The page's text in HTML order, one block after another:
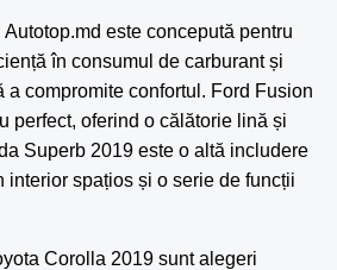
este concepută pentru
în consumul de carburant și
a compromite confortul. Ford Fusion
perfect, oferind o călătorie lină și
Superb 2019 este o altă includere
interior spațios și o serie de funcții
Corolla 2019 sunt alegeri